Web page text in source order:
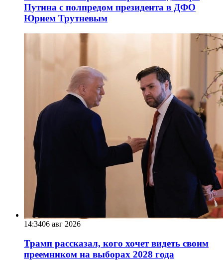
Путина с полпредом президента в ДФО
Юрием Трутневым
14:3406 авг 2026
Трамп рассказал, кого хочет видеть своим
преемником на выборах 2028 года